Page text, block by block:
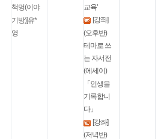
책멍(이야
기방)]유*
영
교육'
[강좌]
(오후반)
테마로 쓰
는 자서전
(에세이)
「인생을
기록합니
다」
[강좌]
(저녁반)